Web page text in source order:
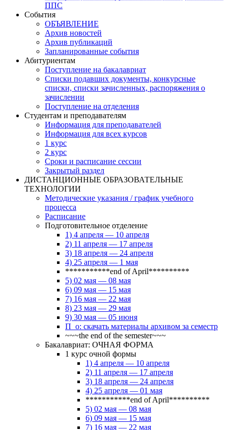
ППС
События
ОБЪЯВЛЕНИЕ
Архив новостей
Архив публикаций
Запланированные события
Абитуриентам
Поступление на бакалавриат
Списки подавших документы, конкурсные
списки, списки зачисленных, распоряжения о
зачислении
Поступление на отделения
Студентам и преподавателям
Информация для преподавателей
Информация для всех курсов
1 курс
2 курс
Сроки и расписание сессии
Закрытый раздел
ДИСТАНЦИОННЫЕ ОБРАЗОВАТЕЛЬНЫЕ
ТЕХНОЛОГИИ
Методические указания / график учебного
процесса
Расписание
Подготовительное отделение
1) 4 апреля — 10 апреля
2) 11 апреля — 17 апреля
3) 18 апреля — 24 апреля
4) 25 апреля — 1 мая
***********end of April**********
5) 02 мая — 08 мая
6) 09 мая — 15 мая
7) 16 мая — 22 мая
8) 23 мая — 29 мая
9) 30 мая — 05 июня
П_о: скачать материалы архивом за семестр
~~~the end of the semester~~~
Бакалавриат: ОЧНАЯ ФОРМА
1 курс очной формы
1) 4 апреля — 10 апреля
2) 11 апреля — 17 апреля
3) 18 апреля — 24 апреля
4) 25 апреля — 01 мая
***********end of April**********
5) 02 мая — 08 мая
6) 09 мая — 15 мая
7) 16 мая — 22 мая